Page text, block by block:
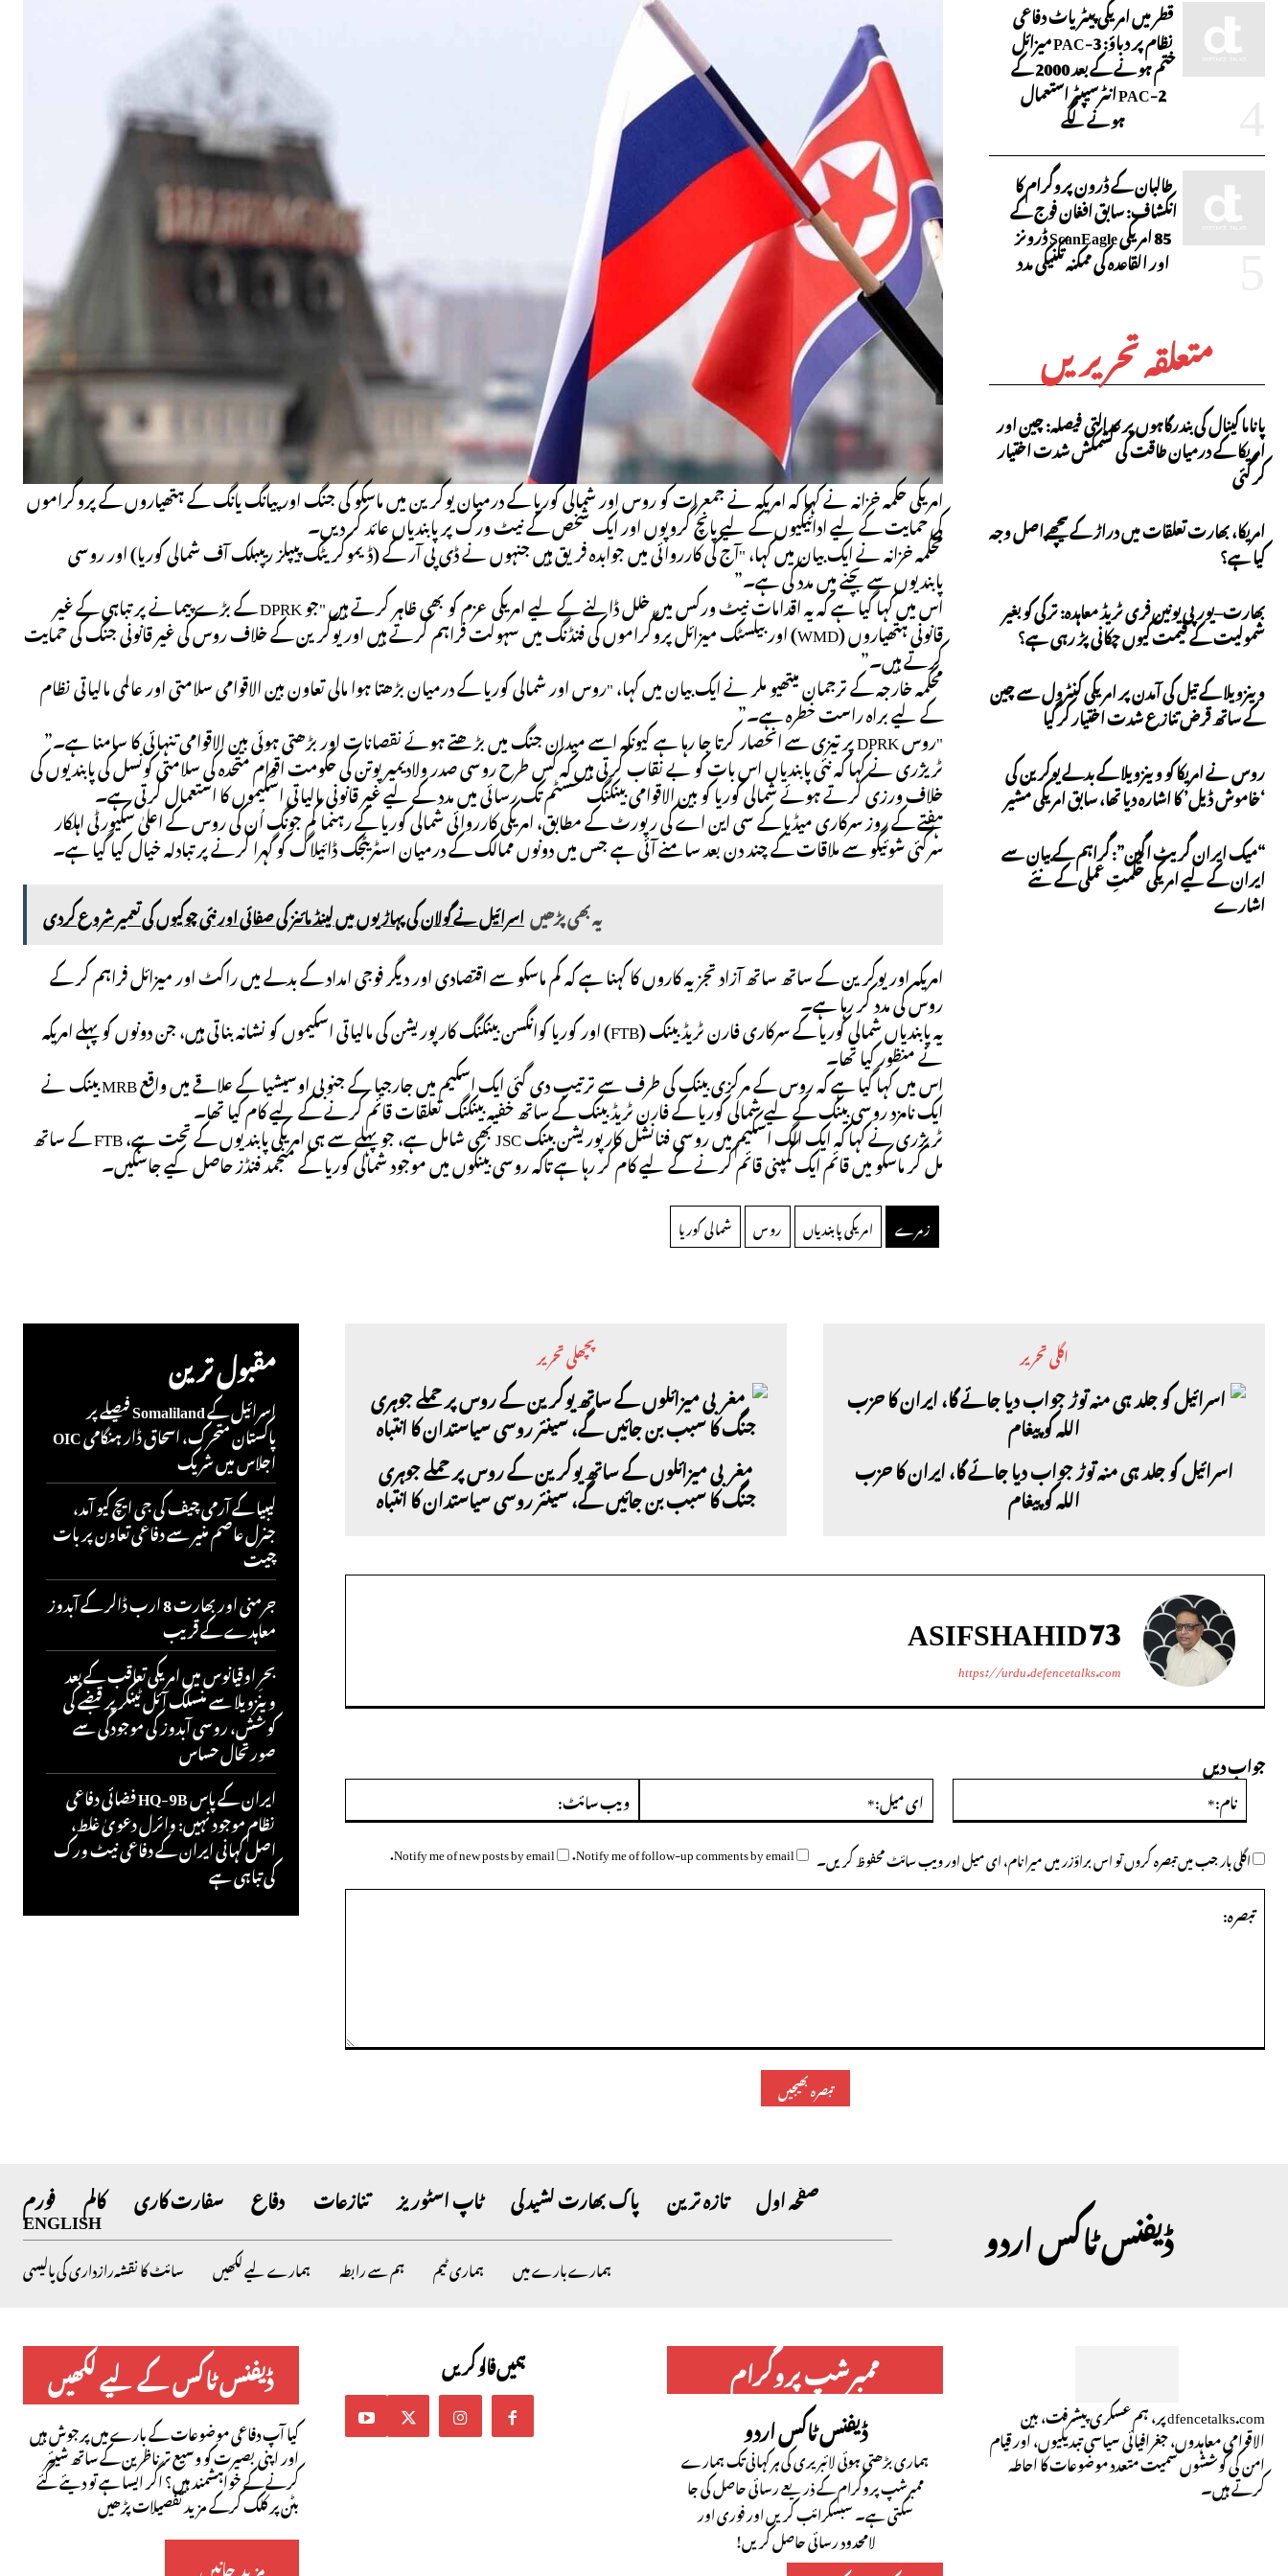
قطر میں امریکی پیٹریاٹ دفاعی
نظام پر دباؤ: PAC-3 میزائل
ختم ہونے کے بعد 2000 کے
PAC-2 انٹرسیپٹر استعمال
ہونے لگے
طالبان کے ڈرون پروگرام کا
انکشاف: سابق افغان فوج کے
85 امریکی ScanEagle ڈرونز
اور القاعدہ کی ممکنہ تکنیکی مدد
متعلقہ تحریریں
پاناما کینال کی بندرگاہوں پر عدالتی فیصلہ: چین اور
امریکا کے درمیان طاقت کی کشمکش شدت اختیار
کر گئی
امریکا، بھارت تعلقات میں دراڑ کے پیچھے اصل وجہ
کیا ہے؟
بھارت–یورپی یونین فری ٹریڈ معاہدہ: ترکی کو بغیر
شمولیت کے قیمت کیوں چکانی پڑ رہی ہے؟
وینزویلا کے تیل کی آمدن پر امریکی کنٹرول سے چین
کے ساتھ قرض تنازع شدت اختیار کر گیا
روس نے امریکا کو وینزویلا کے بدلے یوکرین کی
‘خاموش ڈیل’ کا اشارہ دیا تھا، سابق امریکی مشیر
“میک ایران گریٹ اگین”: گراہم کے بیان سے
ایران کے لیے امریکی حکمتِ عملی کے نئے
اشارے
امریکی حکمہ خزانہ نے کہا کہ امریکہ نے جمعرات کو روس اور شمالی کوریا کے درمیان یوکرین میں ماسکو کی جنگ اور پیانگ یانگ کے ہتھیاروں کے پروگراموں
کی حمایت کے لیے ادائیگیوں کے لیے پانچ گروپوں اور ایک شخص کے نیٹ ورک پر پابندیاں عائد کر دیں۔
محکمہ خزانہ نے ایک بیان میں کہا، "آج کی کارروائی میں جوابدہ فریق ہیں جنہوں نے ڈی پی آر کے (ڈیموکریٹک پیپلز ریپبلک آف شمالی کوریا) اور روسی
پابندیوں سے بچنے میں مدد کی ہے۔”
اس میں کہا گیا ہے کہ یہ اقدامات نیٹ ورکس میں خلل ڈالنے کے لیے امریکی عزم کو بھی ظاہر کرتے ہیں "جو DPRK کے بڑے پیمانے پر تباہی کے غیر
قانونی ہتھیاروں (WMD) اور بیلسٹک میزائل پروگراموں کی فنڈنگ ​​میں سہولت فراہم کرتے ہیں اور یوکرین کے خلاف روس کی غیر قانونی جنگ کی حمایت
کرتے ہیں۔”
محکمہ خارجہ کے ترجمان میتھیو ملر نے ایک بیان میں کہا، "روس اور شمالی کوریا کے درمیان بڑھتا ہوا مالی تعاون بین الاقوامی سلامتی اور عالمی مالیاتی نظام
کے لیے براہ راست خطرہ ہے۔”
"روس DPRK پر تیزی سے انحصار کرتا جا رہا ہے کیونکہ اسے میدان جنگ میں بڑھتے ہوئے نقصانات اور بڑھتی ہوئی بین الاقوامی تنہائی کا سامنا ہے۔”
ٹریژری نے کہا کہ نئی پابندیاں اس بات کو بے نقاب کرتی ہیں کہ کس طرح روسی صدر ولادیمیر پوتن کی حکومت اقوام متحدہ کی سلامتی کونسل کی پابندیوں کی
خلاف ورزی کرتے ہوئے شمالی کوریا کو بین الاقوامی بینکنگ سسٹم تک رسائی میں مدد کے لیے غیر قانونی مالیاتی اسکیموں کا استعمال کرتی ہے۔
ہفتے کے روز سرکاری میڈیا کے سی این اے کی رپورٹ کے مطابق، امریکی کارروائی شمالی کوریا کے رہنما کم جونگ اُن کی روس کے اعلیٰ سکیورٹی اہلکار
سرگئی شوئیگو سے ملاقات کے چند دن بعد سامنے آئی ہے جس میں دونوں ممالک کے درمیان اسٹریٹجک ڈائیلاگ کو گہرا کرنے پر تبادلہ خیال کیا گیا ہے۔
یہ بھی پڑھیںاسرائیل نے گولان کی پہاڑیوں میں لینڈ مائنز کی صفائی اور نئی چوکیوں کی تعمیر شروع کردی
امریکہ اور یوکرین کے ساتھ ساتھ آزاد تجزیہ کاروں کا کہنا ہے کہ کم ماسکو سے اقتصادی اور دیگر فوجی امداد کے بدلے میں راکٹ اور میزائل فراہم کر کے
روس کی مدد کر رہا ہے۔
یہ پابندیاں شمالی کوریا کے سرکاری فارن ٹریڈ بینک (FTB) اور کوریا کوانگسن بینکنگ کارپوریشن کی مالیاتی اسکیموں کو نشانہ بناتی ہیں، جن دونوں کو پہلے امریکہ
نے منظور کیا تھا۔
اس میں کہا گیا ہے کہ روس کے مرکزی بینک کی طرف سے ترتیب دی گئی ایک اسکیم میں جارجیا کے جنوبی اوسیشیا کے علاقے میں واقع MRB بینک نے
ایک نامزد روسی بینک کے لیے شمالی کوریا کے فارن ٹریڈ بینک کے ساتھ خفیہ بینکنگ تعلقات قائم کرنے کے لیے کام کیا تھا۔
ٹریژری نے کہا کہ ایک الگ اسکیم میں روسی فنانشل کارپوریشن بینک JSC بھی شامل ہے، جو پہلے سے ہی امریکی پابندیوں کے تحت ہے، FTB کے ساتھ
مل کر ماسکو میں قائم ایک کمپنی قائم کرنے کے لیے کام کر رہا ہے تاکہ روسی بینکوں میں موجود شمالی کوریا کے منجمد فنڈز حاصل کیے جاسکیں۔
زمرے امریکی پابندیاں روس شمالی کوریا
پچھلی تحریر
مغربی میزائلوں کے ساتھ یوکرین کے روس پر حملے جوہری
جنگ کا سبب بن جائیں گے، سینئر روسی سیاستدان کا انتباہ
اگلی تحریر
اسرائیل کو جلد ہی منہ توڑ جواب دیا جائے گا، ایران کا حزب
اللہ کو پیغام
ASIFSHAHID73
https://urdu.defencetalks.com
جواب دیں
تبصرہ:
نام:* ای
میل:*
ویب
اگلی بار جب میں تبصرہ کروں تو اس براؤزر میں میرا نام، ای میل اور ویب سائٹ محفوظ کریں۔ Notify me of follow-up comments by email.
Notify me of new posts by email.
مقبول ترین
اسرائیل کے Somaliland فیصلے پر
پاکستان متحرک، اسحاق ڈار ہنگامی OIC
اجلاس میں شریک
لیبیا کے آرمی چیف کی جی ایچ کیو آمد،
جنرل عاصم منیر سے دفاعی تعاون پر بات
چیت
جرمنی اور بھارت 8 ارب ڈالر کے آبدوز
معاہدے کے قریب
بحرِ اوقیانوس میں امریکی تعاقب کے بعد
وینزویلا سے منسلک آئل ٹینکر پر قبضے کی
کوشش، روسی آبدوز کی موجودگی سے
صورتحال حساس
ایران کے پاس HQ-9B فضائی دفاعی
نظام موجود نہیں: وائرل دعویٰ غلط،
اصل کہانی ایران کے دفاعی نیٹ ورک
کی تباہی ہے
ڈیفنس ٹاکس اردو
صفحہ اول تازہ ترین پاک بھارت کشیدگی ٹاپ اسٹوریز تنازعات دفاع سفارت کاری کالم فورم
ENGLISH
ہمارے بارے میں ہماری ٹیم ہم سے رابطہ ہمارے لیے لکھیں سائٹ کا نقشہرازداری کی پالیسی
ڈیفنس ٹاکس کے لیے لکھیں
کیا آپ دفاعی موضوعات کے بارے میں پرجوش ہیں
اور اپنی بصیرت کو وسیع تر ناظرین کے ساتھ شیئر
کرنے کے خواہشمند ہیں؟ اگر ایسا ہے تو دیئے گئے
بٹن پر کلک کرکے مزید تفصیلات پڑھیں
مزید جانیں
ہمیں فالو کریں ممبرشپ پروگرام
ڈیفنس ٹاکس اردو
ہماری بڑھتی ہوئی لائبریری کی ہر کہانی تک ہمارے
ممبرشپ پروگرام کے ذریعے رسائی حاصل کی جا
سکتی ہے۔ سبسکرائب کریں اور فوری اور
لامحدود رسائی حاصل کریں!
dfencetalks.com پر، ہم عسکری پیشرفت، بین
الاقوامی معاہدوں، جغرافیائی سیاسی تبدیلیوں، اور قیام
امن کی کوششوں سمیت متعدد موضوعات کا احاطہ
کرتے ہیں۔